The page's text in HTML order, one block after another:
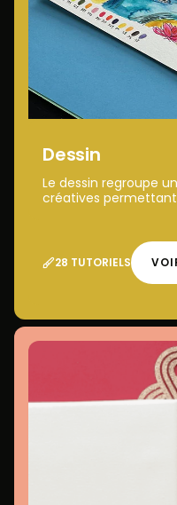
Dessin
Le dessin regroupe
créatives permettant
28 TUTORIELS